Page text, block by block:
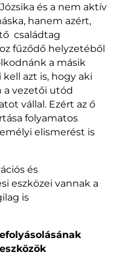
és a nem aktív
hanem azért,
családtag
fűződő helyzetéből
a másik
azt is, hogy aki
a vezetői utód
vállal. Ezért az ő
folyamatos
elismerést is
és
eszközei vannak a
is